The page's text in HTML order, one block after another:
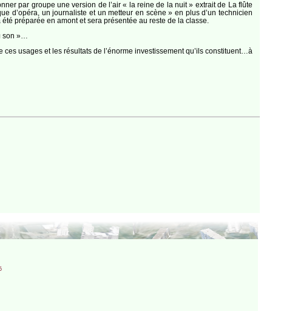
par groupe une version de l’air « la reine de la nuit » extrait de La flûte
d’opéra, un journaliste et un metteur en scène » en plus d’un technicien
préparée en amont et sera présentée au reste de la classe.
son »…
usages et les résultats de l’énorme investissement qu’ils constituent…à